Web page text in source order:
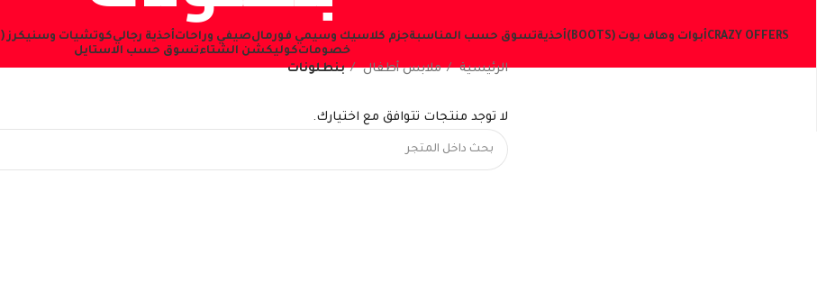
CRAZY OFFERSأبوات وهاف بوت (BOOTS) أحذيةتسوق حسب المناسبةجزم كلاسيك وسيمي فورمالصيفي وراحاتأحذية رجاليكوتشيات وسنيكرز (SNEAKERS)
خصوماتكوليكشن الشتاءتسوق حسب الاستايل
الرئيسية ملابس أطفال بنطلونات
لا توجد منتجات تتوافق مع اختيارك.